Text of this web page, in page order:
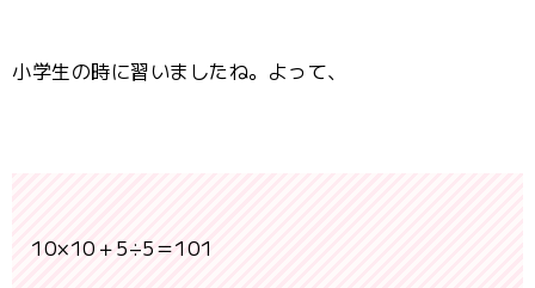
小学生の時に習いましたね。よって、
10×10＋5÷5＝101